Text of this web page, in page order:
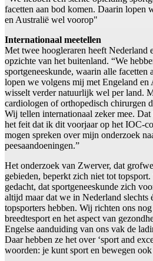
facetten aan bod komen. Daarin lopen
en Australië wel voorop"
Internationaal meetellen
Met twee hoogleraren heeft Nederland
opzichte van het buitenland. “We
sportgeneeskunde, waarin alle facetten
lopen we volgens mij met Engeland
wisselt verder natuurlijk wel per land.
cardiologen of orthopedisch chirurgen
Wij tellen internationaal zeker mee.
het feit dat ik dit voorjaar op het IOC-
mogen spreken over mijn onderzoek
peesaandoeningen.”
Het onderzoek van Zwerver, dat
gebieden, beperkt zich niet tot
gedacht, dat sportgeneeskunde zich
altijd maar dat we in Nederland slechts
topsporters hebben. Wij richten ons
breedtesport en het aspect van
Engelse aanduiding van ons vak de
Daar hebben ze het over ‘sport and
woorden: je kunt sport en bewegen